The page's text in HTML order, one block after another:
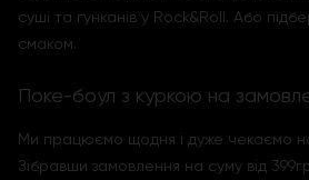
суші та гунканів у Rock&Roll. Або
смаком.
Поке-боул з куркою на
Ми працюємо щодня і дуже чекаємо
Зібравши замовлення на суму від